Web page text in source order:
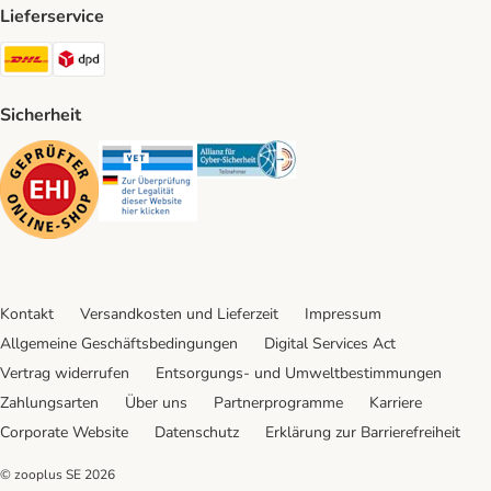
Lieferservice
DHL Shipping Method
Sicherheit
Security Security Security
Kontakt Versandkosten und Lieferzeit
Impressum
Allgemeine Geschäftsbedingungen
Digital Services Act
Vertrag widerrufen
Entsorgungs- und Umweltbestimmungen
Zahlungsarten
Über uns Partnerprogramme
Karriere
Corporate Website
Datenschutz Erklärung zur Barrierefreiheit
© zooplus SE 2026